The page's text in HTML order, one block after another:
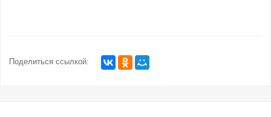
Поделиться ссылкой: